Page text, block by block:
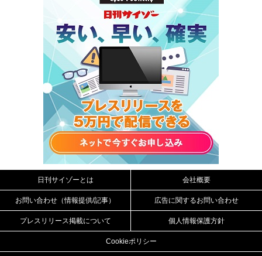
日刊サイゾーとは 会社概要
お問い合わせ（情報提供/記事） 広告に関するお問い合わせ
プレスリリース掲載について 個人情報保護方針
Cookieポリシー